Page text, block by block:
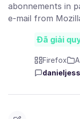
abonnements in
e-mail from
Đã giải
Firefox